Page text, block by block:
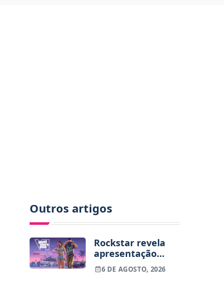
Outros artigos
Rockstar revela
apresentação
alargada de GTA
VI para 27 de
6 DE AGOSTO, 2026